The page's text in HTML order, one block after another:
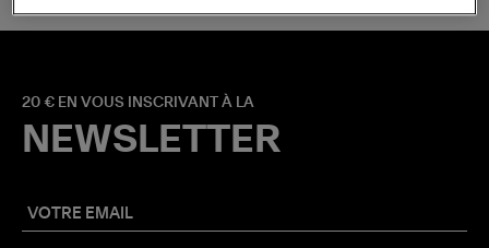
20 € EN VOUS INSCRIVANT À LA
NEWSLETTER